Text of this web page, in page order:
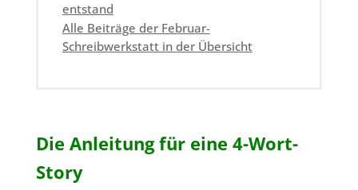
entstand
Alle Beiträge der Februar-
Schreibwerkstatt in der Übersicht
Die Anleitung für eine 4-Wort-
Story